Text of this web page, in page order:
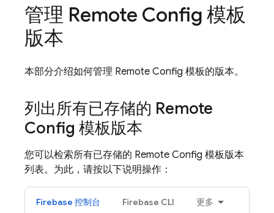
管理 Remote Config 模板
版本
本部分介绍如何管理 Remote Config 模板的版本。
列出所有已存储的 Remote
Config 模板版本
您可以检索所有已存储的 Remote Config 模板版本
列表。为此，请按以下说明操作：
Firebase 控制台 Firebase CLI 更多